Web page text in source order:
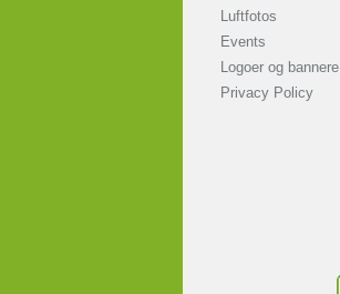
Luftfotos
Events
Logoer og bannere
Privacy Policy